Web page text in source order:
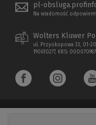
pl-
Na wiadomość
Wolters Kluwer
ul. Przyokopowa 33, 01-
190610277, KRS: